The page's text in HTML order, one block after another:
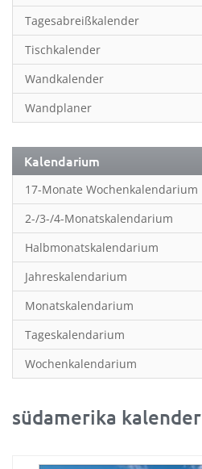
Inpiration & Entspannung
Inspiration & Entspannung
Inspiration & Spiritualität
Kinderkalender
Kunst
Länder & Städte
Landschaft & Natur
Lifestyle
Literatur
Manga & Animé
Neutrale Kalender
Partner- & Wandplaner
Planung & Organisation
Ratgeber
Tagesabreißkalender
Tischkalender
Wandkalender
Wandplaner
Kalendarium
17-Monate Wochenkalendarium
2-/3-/4-Monatskalendarium
Halbmonatskalendarium
Jahreskalendarium
Monatskalendarium
Tageskalendarium
Wochenkalendarium
südamerika kalender